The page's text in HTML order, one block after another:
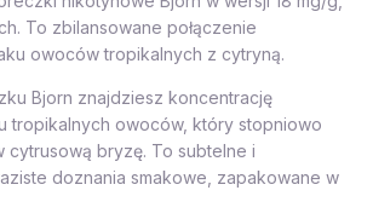
To zbilansowane połączenie
owoców tropikalnych z cytryną.
Bjorn znajdziesz koncentrację
tropikalnych owoców, który stopniowo
cytrusową bryzę. To subtelne i
doznania smakowe, zapakowane w